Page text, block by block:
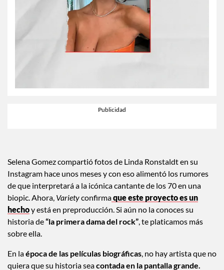
Selena Gomez compartió fotos de Linda Ronstaldt en su
Instagram hace unos meses y con eso alimentó los rumores
de que interpretará a la icónica cantante de los 70 en una
biopic. Ahora,Varietyconfirmaque este proyecto es un
hechoy está en preproducción. Si aún no la conoces su
historia de
En laépoca de las películas biográficas, no hay artista que no